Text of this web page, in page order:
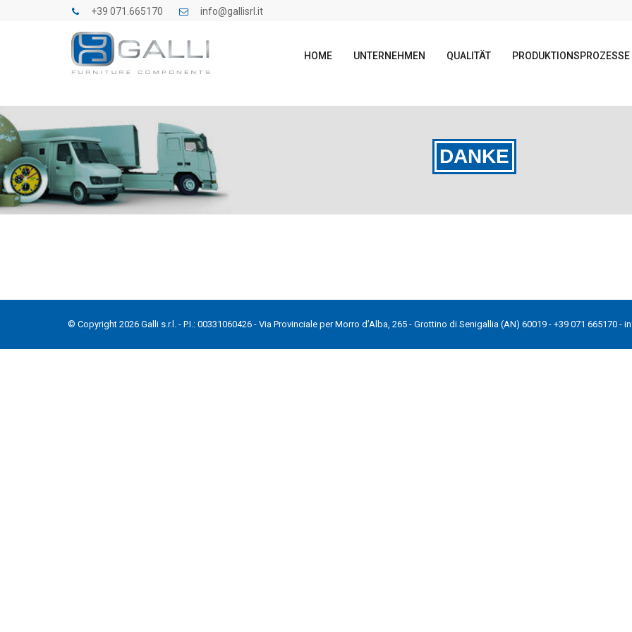
+39 071.665170 info@gallisrl.it
HOME UNTERNEHMEN QUALITÄT PRODUKTIONSPROZESSE
DANKE
© Copyright 2026 Galli s.r.l. - P.I.: 00331060426 - Via Provinciale per Morro d’Alba, 265 - Grottino di Senigallia (AN) 60019 - +39 071 665170 -